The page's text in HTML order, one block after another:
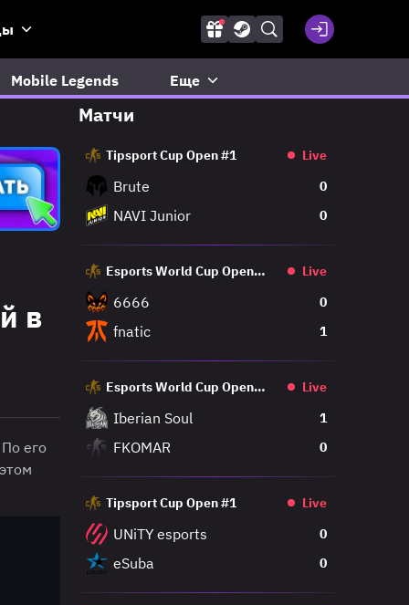
Mobile Legends Еще
в
его
Матчи
Tipsport Cup Open #1 Live
Brute 0
NAVI Junior 0
Esports World Cup Open
Live
6666 0
fnatic 1
Esports World Cup Open
Live
Iberian Soul 1
FKOMAR 0
Tipsport Cup Open #1 Live
UNiTY esports 0
eSuba 0